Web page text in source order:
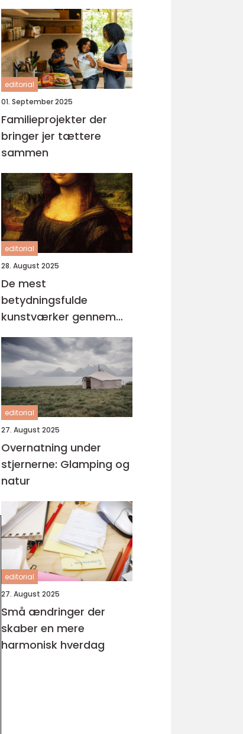
editorial
01. September 2025
Familieprojekter der
bringer jer tættere
sammen
editorial
28. August 2025
De mest
betydningsfulde
kunstværker gennem
tiderne
editorial
27. August 2025
Overnatning under
stjernerne: Glamping og
natur
editorial
27. August 2025
Små ændringer der
skaber en mere
harmonisk hverdag